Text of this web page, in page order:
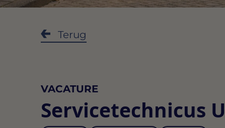
Terug
VACATURE
Servicetechnicus